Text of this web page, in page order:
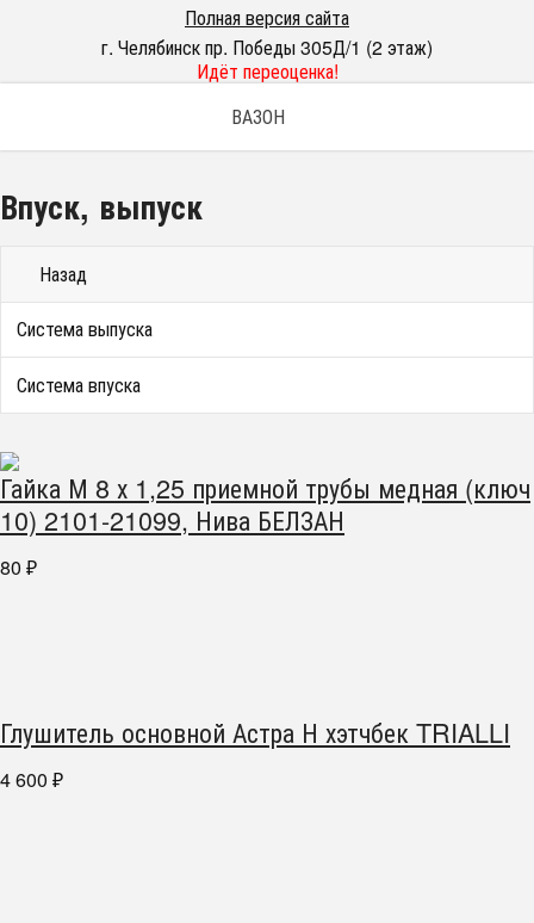
Полная версия сайта
г. Челябинск пр. Победы 305Д/1 (2 этаж)
Идёт переоценка!
ВАЗОН
Впуск, выпуск
Назад
Система выпуска
Система впуска
Гайка М 8 х 1,25 приемной трубы медная (ключ
10) 2101-21099, Нива БЕЛЗАН
80 ₽
Глушитель основной Астра Н хэтчбек TRIALLI
4 600 ₽